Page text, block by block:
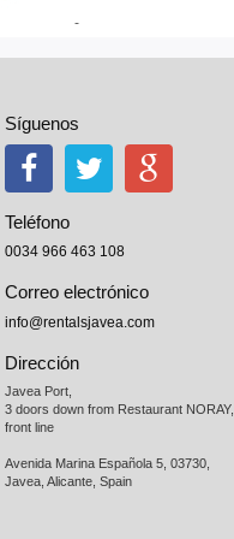
Síguenos
Teléfono
0034 966 463 108
Correo electrónico
info@rentalsjavea.com
Dirección
Javea Port,
3 doors down from Restaurant NORAY,
front line
Avenida Marina Española 5, 03730,
Javea, Alicante, Spain
-